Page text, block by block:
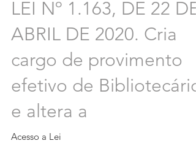
LEI Nº 1.163, DE 22 DE
ABRIL DE 2020. Cria
cargo de provimento
efetivo de Bibliotecário,
e altera a
Acesso a Lei